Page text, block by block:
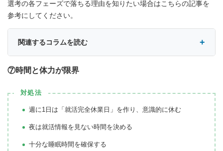
選考の各フェーズで落ちる理由を知りたい場合はこちらの記事を
参考にしてください。
関連するコラムを読む
⑦時間と体力が限界
対処法
週に1日は「就活完全休業日」を作り、意識的に休む
夜は就活情報を見ない時間を決める
十分な睡眠時間を確保する